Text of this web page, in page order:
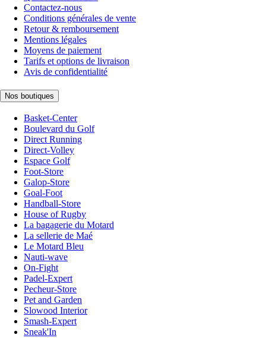
Contactez-nous
Conditions générales de vente
Retour & remboursement
Mentions légales
Moyens de paiement
Tarifs et options de livraison
Avis de confidentialité
Nos boutiques
Basket-Center
Boulevard du Golf
Direct Running
Direct-Volley
Espace Golf
Foot-Store
Galop-Store
Goal-Foot
Handball-Store
House of Rugby
La bagagerie du Motard
La sellerie de Maé
Le Motard Bleu
Nauti-wave
On-Fight
Padel-Expert
Pecheur-Store
Pet and Garden
Slowood Interior
Smash-Expert
Sneak'In